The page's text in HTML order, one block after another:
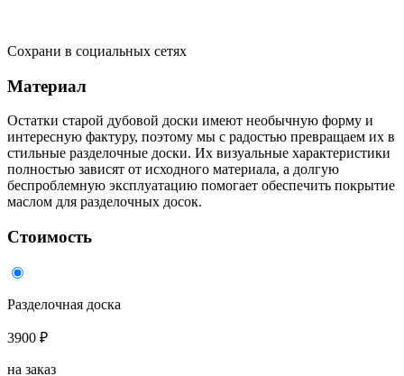
Сохрани в социальных сетях
Материал
Остатки старой дубовой доски имеют необычную форму и
интересную фактуру, поэтому мы с радостью превращаем их в
стильные разделочные доски. Их визуальные характеристики
полностью зависят от исходного материала, а долгую
беспроблемную эксплуатацию помогает обеспечить покрытие
маслом для разделочных досок.
Стоимость
Разделочная доска
3900 ₽
на заказ